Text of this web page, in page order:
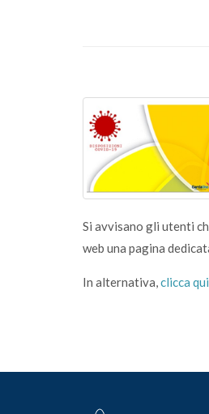
Si avvisano gli utenti
web una pagina
In alternativa,clicca qui